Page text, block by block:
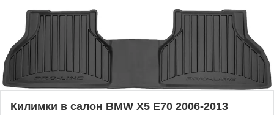
Килимки в салон BMW X5 E70 2006-2013